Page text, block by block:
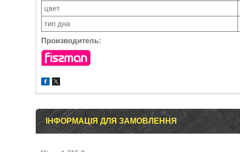
цвет
тип дна
Производитель:
ІНФОРМАЦІЯ ДЛЯ ЗАМОВЛЕННЯ